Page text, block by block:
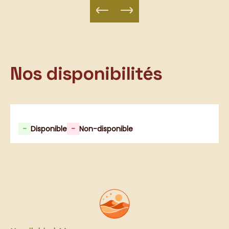
Nos disponibilités
- Disponible - Non-disponible